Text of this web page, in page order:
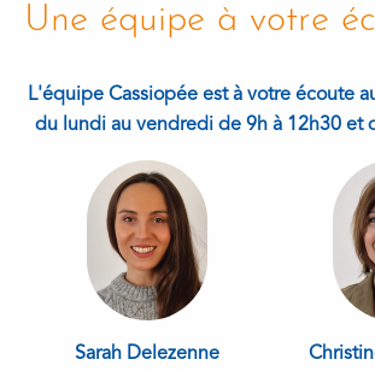
Une équipe à votre
L'équipe Cassiopée est à votre écoute
du lundi au vendredi de 9h à 12h30 et
Sarah Delezenne